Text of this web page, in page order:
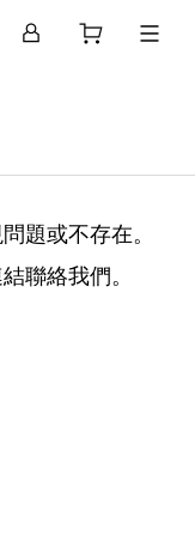
題或不存在。
聯絡我們。